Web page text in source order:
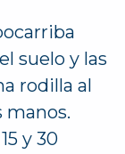
suelo y las
rodilla al
manos.
y 30